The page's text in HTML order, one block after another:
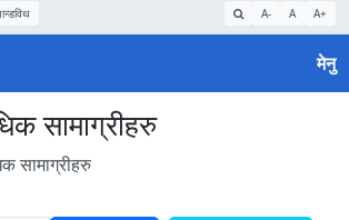
A- A A+
मेनु
सामाग्रीहरु
सामाग्रीहरु